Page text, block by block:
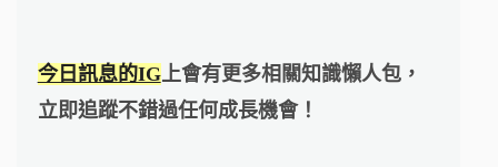
今日訊息的IG上會有更多相關知識懶人包，
立即追蹤不錯過任何成長機會！